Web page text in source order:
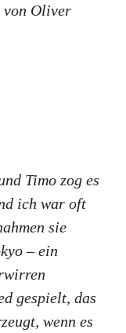
von Oliver
Timo zog es
ich war oft
sie
– ein
gespielt, das
wenn es